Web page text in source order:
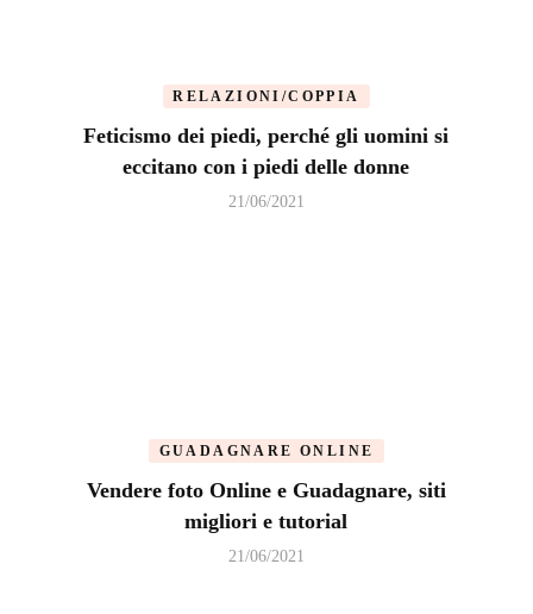
RELAZIONI/COPPIA
Feticismo dei piedi, perché gli uomini si
eccitano con i piedi delle donne
21/06/2021
GUADAGNARE ONLINE
Vendere foto Online e Guadagnare, siti
migliori e tutorial
21/06/2021